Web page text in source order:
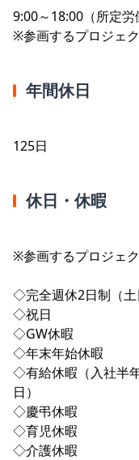
9:00～18:00（所定労
※参画するプロジェ
年間休日
125日
休日・休暇
※参画するプロジェ
◇完全週休2日制（土
◇祝日
◇GW休暇
◇年末年始休暇
◇有給休暇（入社半
日）
◇慶弔休暇
◇育児休暇
◇介護休暇